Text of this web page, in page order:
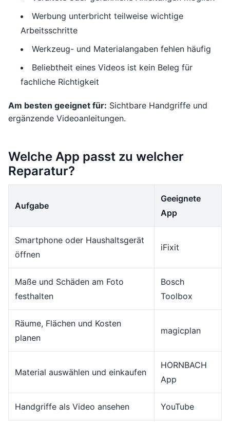
Werbung unterbricht teilweise wichtige
Arbeitsschritte
Werkzeug- und Materialangaben fehlen häufig
Beliebtheit eines Videos ist kein Beleg für
fachliche Richtigkeit
Am besten geeignet für: Sichtbare Handgriffe und
ergänzende Videoanleitungen.
Welche App passt zu welcher
Reparatur?
Aufgabe
Geeignete
App
Smartphone oder Haushaltsgerät
öffnen
iFixit
Maße und Schäden am Foto
festhalten
Bosch
Toolbox
Räume, Flächen und Kosten
planen
magicplan
Material auswählen und einkaufen
HORNBACH
App
Handgriffe als Video ansehen YouTube